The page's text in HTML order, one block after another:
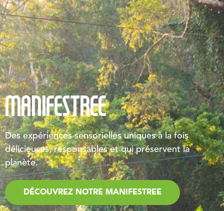
MANIFESTREE
Des expériences sensorielles uniques à la fois
délicieuses, responsables et qui préservent la
planète.
DÉCOUVREZ NOTRE MANIFESTREE